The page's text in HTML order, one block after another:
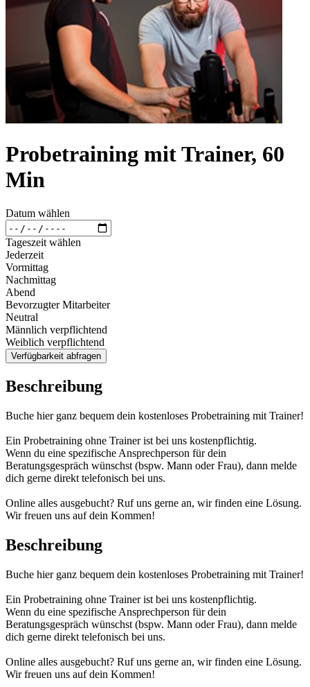
Probetraining mit Trainer, 60
Min
Datum wählen
Tageszeit wählen
Jederzeit
Vormittag
Nachmittag
Abend
Bevorzugter Mitarbeiter
Neutral
Männlich verpflichtend
Weiblich verpflichtend
Verfügbarkeit abfragen
Beschreibung
Buche hier ganz bequem dein kostenloses Probetraining mit Trainer!
Ein Probetraining ohne Trainer ist bei uns kostenpflichtig.
Wenn du eine spezifische Ansprechperson für dein
Beratungsgespräch wünschst (bspw. Mann oder Frau), dann melde
dich gerne direkt telefonisch bei uns.
Online alles ausgebucht? Ruf uns gerne an, wir finden eine Lösung.
Wir freuen uns auf dein Kommen!
Beschreibung
Buche hier ganz bequem dein kostenloses Probetraining mit Trainer!
Ein Probetraining ohne Trainer ist bei uns kostenpflichtig.
Wenn du eine spezifische Ansprechperson für dein
Beratungsgespräch wünschst (bspw. Mann oder Frau), dann melde
dich gerne direkt telefonisch bei uns.
Online alles ausgebucht? Ruf uns gerne an, wir finden eine Lösung.
Wir freuen uns auf dein Kommen!